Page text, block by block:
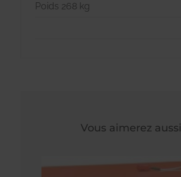
Poids 268 kg
Vous aimerez aussi